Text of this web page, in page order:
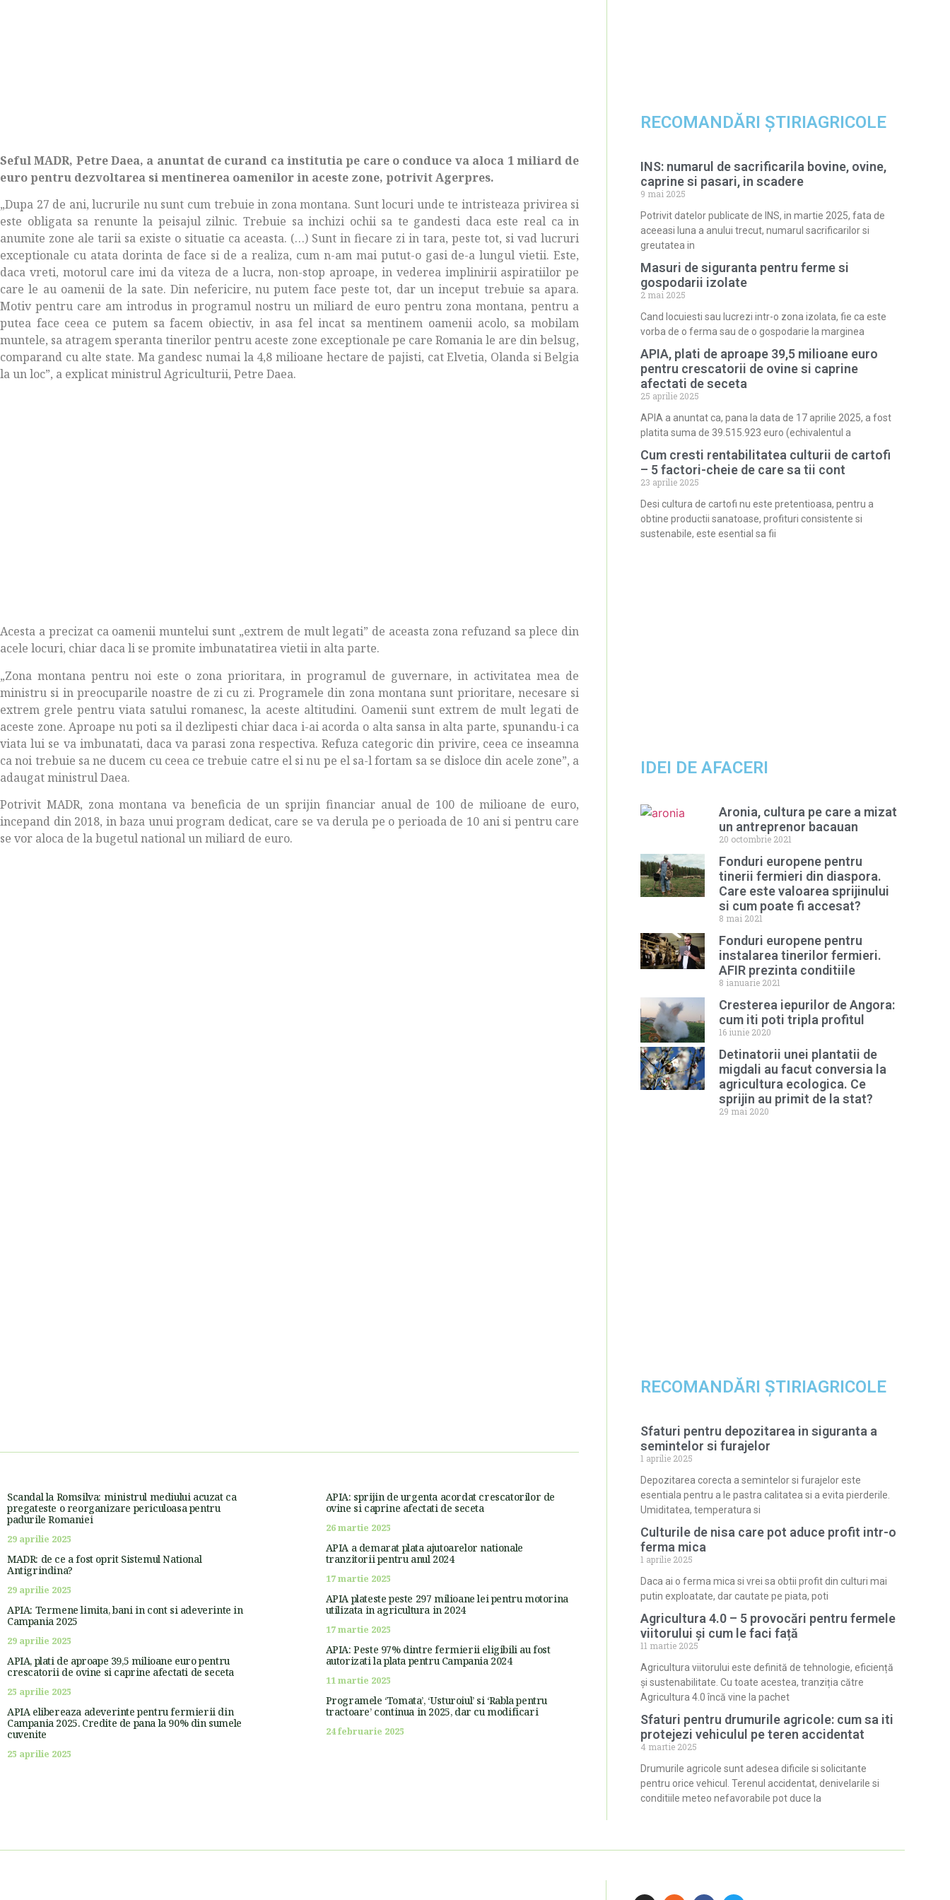
Seful MADR, Petre Daea, a anuntat de curand ca institutia pe care o conduce va aloca 1 miliard de
euro pentru dezvoltarea si mentinerea oamenilor in aceste zone, potrivit Agerpres.
„Dupa 27 de ani, lucrurile nu sunt cum trebuie in zona montana. Sunt locuri unde te intristeaza privirea si
este obligata sa renunte la peisajul zilnic. Trebuie sa inchizi ochii sa te gandesti daca este real ca in
anumite zone ale tarii sa existe o situatie ca aceasta. (…) Sunt in fiecare zi in tara, peste tot, si vad lucruri
exceptionale cu atata dorinta de face si de a realiza, cum n-am mai putut-o gasi de-a lungul vietii. Este,
daca vreti, motorul care imi da viteza de a lucra, non-stop aproape, in vederea implinirii aspiratiilor pe
care le au oamenii de la sate. Din nefericire, nu putem face peste tot, dar un inceput trebuie sa apara.
Motiv pentru care am introdus in programul nostru un miliard de euro pentru zona montana, pentru a
putea face ceea ce putem sa facem obiectiv, in asa fel incat sa mentinem oamenii acolo, sa mobilam
muntele, sa atragem speranta tinerilor pentru aceste zone exceptionale pe care Romania le are din belsug,
comparand cu alte state. Ma gandesc numai la 4,8 milioane hectare de pajisti, cat Elvetia, Olanda si Belgia
la un loc”, a explicat ministrul Agriculturii, Petre Daea.
Acesta a precizat ca oamenii muntelui sunt „extrem de mult legati” de aceasta zona refuzand sa plece din
acele locuri, chiar daca li se promite imbunatatirea vietii in alta parte.
„Zona montana pentru noi este o zona prioritara, in programul de guvernare, in activitatea mea de
ministru si in preocuparile noastre de zi cu zi. Programele din zona montana sunt prioritare, necesare si
extrem grele pentru viata satului romanesc, la aceste altitudini. Oamenii sunt extrem de mult legati de
aceste zone. Aproape nu poti sa il dezlipesti chiar daca i-ai acorda o alta sansa in alta parte, spunandu-i ca
viata lui se va imbunatati, daca va parasi zona respectiva. Refuza categoric din privire, ceea ce inseamna
ca noi trebuie sa ne ducem cu ceea ce trebuie catre el si nu pe el sa-l fortam sa se disloce din acele zone”, a
adaugat ministrul Daea.
Potrivit MADR, zona montana va beneficia de un sprijin financiar anual de 100 de milioane de euro,
incepand din 2018, in baza unui program dedicat, care se va derula pe o perioada de 10 ani si pentru care
se vor aloca de la bugetul national un miliard de euro.
Scandal la Romsilva: ministrul mediului acuzat ca
pregateste o reorganizare periculoasa pentru
padurile Romaniei
29 aprilie 2025
MADR: de ce a fost oprit Sistemul National
Antigrindina?
29 aprilie 2025
APIA: Termene limita, bani in cont si adeverinte in
Campania 2025
29 aprilie 2025
APIA, plati de aproape 39,5 milioane euro pentru
crescatorii de ovine si caprine afectati de seceta
25 aprilie 2025
APIA elibereaza adeverinte pentru fermierii din
Campania 2025. Credite de pana la 90% din sumele
cuvenite
25 aprilie 2025
APIA: sprijin de urgenta acordat crescatorilor de
ovine si caprine afectati de seceta
26 martie 2025
APIA a demarat plata ajutoarelor nationale
tranzitorii pentru anul 2024
17 martie 2025
APIA plateste peste 297 milioane lei pentru motorina
utilizata in agricultura in 2024
17 martie 2025
APIA: Peste 97% dintre fermierii eligibili au fost
autorizati la plata pentru Campania 2024
11 martie 2025
Programele ‘Tomata’, ‘Usturoiul’ si ‘Rabla pentru
tractoare’ continua in 2025, dar cu modificari
24 februarie 2025
RECOMANDĂRI ȘTIRIAGRICOLE
INS: numarul de sacrificarila bovine, ovine,
caprine si pasari, in scadere
9 mai 2025
Potrivit datelor publicate de INS, in martie 2025, fata de
aceeasi luna a anului trecut, numarul sacrificarilor si
greutatea in
Masuri de siguranta pentru ferme si
gospodarii izolate
2 mai 2025
Cand locuiesti sau lucrezi intr-o zona izolata, fie ca este
vorba de o ferma sau de o gospodarie la marginea
APIA, plati de aproape 39,5 milioane euro
pentru crescatorii de ovine si caprine
afectati de seceta
25 aprilie 2025
APIA a anuntat ca, pana la data de 17 aprilie 2025, a fost
platita suma de 39.515.923 euro (echivalentul a
Cum cresti rentabilitatea culturii de cartofi
– 5 factori-cheie de care sa tii cont
23 aprilie 2025
Desi cultura de cartofi nu este pretentioasa, pentru a
obtine productii sanatoase, profituri consistente si
sustenabile, este esential sa fii
IDEI DE AFACERI
Aronia, cultura pe care a mizat
un antreprenor bacauan
20 octombrie 2021
Fonduri europene pentru
tinerii fermieri din diaspora.
Care este valoarea sprijinului
si cum poate fi accesat?
8 mai 2021
Fonduri europene pentru
instalarea tinerilor fermieri.
AFIR prezinta conditiile
8 ianuarie 2021
Cresterea iepurilor de Angora:
cum iti poti tripla profitul
16 iunie 2020
Detinatorii unei plantatii de
migdali au facut conversia la
agricultura ecologica. Ce
sprijin au primit de la stat?
29 mai 2020
RECOMANDĂRI ȘTIRIAGRICOLE
Sfaturi pentru depozitarea in siguranta a
semintelor si furajelor
1 aprilie 2025
Depozitarea corecta a semintelor si furajelor este
esentiala pentru a le pastra calitatea si a evita pierderile.
Umiditatea, temperatura si
Culturile de nisa care pot aduce profit intr-o
ferma mica
1 aprilie 2025
Daca ai o ferma mica si vrei sa obtii profit din culturi mai
putin exploatate, dar cautate pe piata, poti
Agricultura 4.0 – 5 provocări pentru fermele
viitorului și cum le faci față
11 martie 2025
Agricultura viitorului este definită de tehnologie, eficiență
și sustenabilitate. Cu toate acestea, tranziția către
Agricultura 4.0 încă vine la pachet
Sfaturi pentru drumurile agricole: cum sa iti
protejezi vehiculul pe teren accidentat
4 martie 2025
Drumurile agricole sunt adesea dificile si solicitante
pentru orice vehicul. Terenul accidentat, denivelarile si
conditiile meteo nefavorabile pot duce la